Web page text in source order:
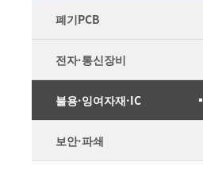
폐기PCB
전자·통신장비
불용·잉여자재·IC
보안·파쇄